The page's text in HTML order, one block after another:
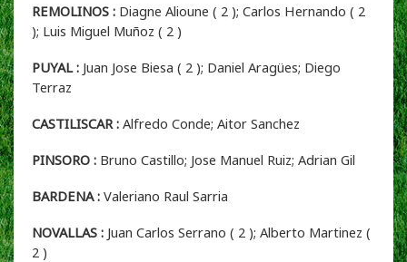
REMOLINOS : Diagne Alioune ( 2 ); Carlos Hernando ( 2
); Luis Miguel Muñoz ( 2 )
PUYAL : Juan Jose Biesa ( 2 ); Daniel Aragües; Diego
Terraz
CASTILISCAR : Alfredo Conde; Aitor Sanchez
PINSORO : Bruno Castillo; Jose Manuel Ruiz; Adrian Gil
BARDENA : Valeriano Raul Sarria
NOVALLAS : Juan Carlos Serrano ( 2 ); Alberto Martinez (
2 )